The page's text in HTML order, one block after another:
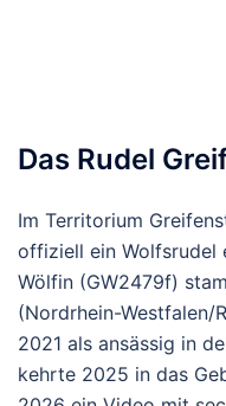
Das Rudel
Im Territorium
offiziell ein Wolfsrudel
Wölfin (GW2479f)
(Nordrhein-Westfalen/
2021 als ansässig in
kehrte 2025 in das